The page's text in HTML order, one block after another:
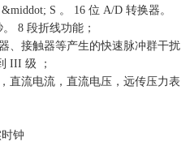
S 。 16 位 A/D 转换器。
8 段折线功能；
、接触器等产生的快速脉冲群干扰
III 级 ；
直流电流，直流电压，远传压力表
钟